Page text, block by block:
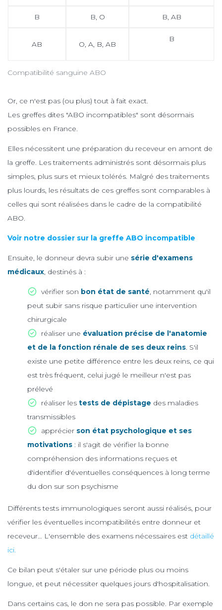
Compatibilité sanguine ABO
B B, O B, AB
AB O, A, B, AB
B
Or, ce n'est pas (ou plus) tout à fait exact.
Les greffes dites "ABO incompatibles" sont désormais
possibles en France.
Elles nécessitent une préparation du receveur en amont de
la greffe. Les traitements administrés sont désormais plus
simples, plus surs et mieux tolérés. Malgré des traitements
plus lourds, les résultats de ces greffes sont comparables à
celles qui sont réalisées dans le cadre de la compatibilité
ABO.
Voir notre dossier sur la greffe ABO incompatible
Ensuite, le donneur devra subir une série d'examens
médicaux, destinés à :
vérifier son bon état de santé, notamment qu'il
peut subir sans risque particulier une intervention
chirurgicale
réaliser une évaluation précise de l'anatomie
et de la fonction rénale de ses deux reins. S'il
existe une petite différence entre les deux reins, ce qui
est très fréquent, celui jugé le meilleur n'est pas
prélevé
réaliser les tests de dépistage des maladies
transmissibles
apprécier son état psychologique et ses
motivations : il s'agit de vérifier la bonne
compréhension des informations reçues et
d'identifier d'éventuelles conséquences à long terme
du don sur son psychisme
Différents tests immunologiques seront aussi réalisés, pour
vérifier les éventuelles incompatibilités entre donneur et
receveur… L'ensemble des examens nécessaires est détaillé
ici.
Ce bilan peut s'étaler sur une période plus ou moins
longue, et peut nécessiter quelques jours d'hospitalisation.
Dans certains cas, le don ne sera pas possible. Par exemple